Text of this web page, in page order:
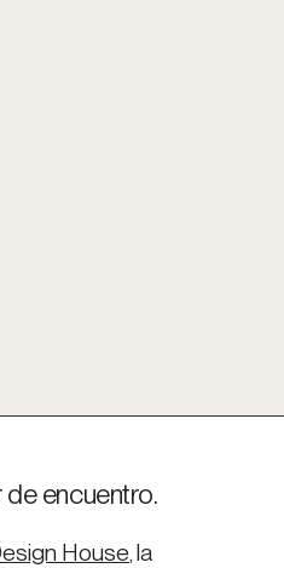
de encuentro.
House, la